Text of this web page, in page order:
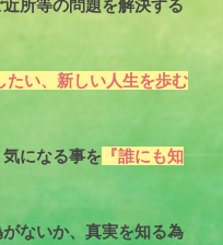
所等の問題を解決する
たい、新しい人生を歩む
になる事を 『誰にも知
ないか、真実を知る為